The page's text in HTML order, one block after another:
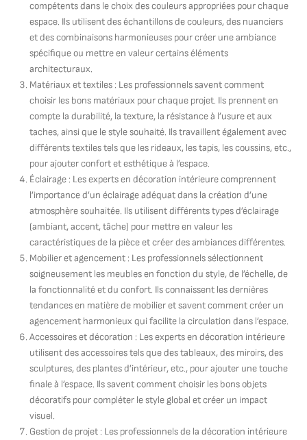
compétents dans le choix des couleurs appropriées pour chaque
espace. Ils utilisent des échantillons de couleurs, des nuanciers
et des combinaisons harmonieuses pour créer une ambiance
spécifique ou mettre en valeur certains éléments
architecturaux.
Matériaux et textiles : Les professionnels savent comment
choisir les bons matériaux pour chaque projet. Ils prennent en
compte la durabilité, la texture, la résistance à l’usure et aux
taches, ainsi que le style souhaité. Ils travaillent également avec
différents textiles tels que les rideaux, les tapis, les coussins, etc.,
pour ajouter confort et esthétique à l’espace.
Éclairage : Les experts en décoration intérieure comprennent
l’importance d’un éclairage adéquat dans la création d’une
atmosphère souhaitée. Ils utilisent différents types d’éclairage
(ambiant, accent, tâche) pour mettre en valeur les
caractéristiques de la pièce et créer des ambiances différentes.
Mobilier et agencement : Les professionnels sélectionnent
soigneusement les meubles en fonction du style, de l’échelle, de
la fonctionnalité et du confort. Ils connaissent les dernières
tendances en matière de mobilier et savent comment créer un
agencement harmonieux qui facilite la circulation dans l’espace.
Accessoires et décoration : Les experts en décoration intérieure
utilisent des accessoires tels que des tableaux, des miroirs, des
sculptures, des plantes d’intérieur, etc., pour ajouter une touche
finale à l’espace. Ils savent comment choisir les bons objets
décoratifs pour compléter le style global et créer un impact
visuel.
Gestion de projet : Les professionnels de la décoration intérieure